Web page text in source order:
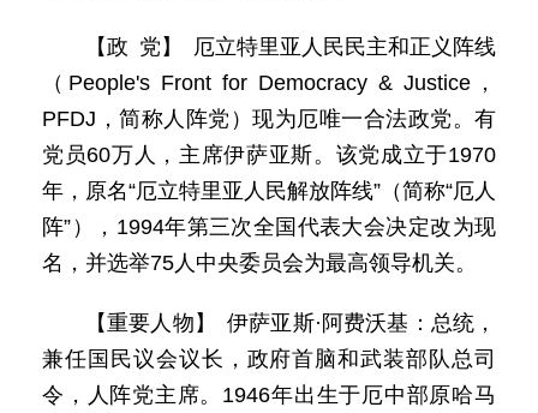
【政 党】 厄立特里亚人民民主和正义阵线
（People's Front for Democracy & Justice，
PFDJ，简称人阵党）现为厄唯一合法政党。有
党员60万人，主席伊萨亚斯。该党成立于1970
年，原名“厄立特里亚人民解放阵线”（简称“厄人
阵”），1994年第三次全国代表大会决定改为现
名，并选举75人中央委员会为最高领导机关。
【重要人物】 伊萨亚斯·阿费沃基：总统，
兼任国民议会议长，政府首脑和武装部队总司
令，人阵党主席。1946年出生于厄中部原哈马